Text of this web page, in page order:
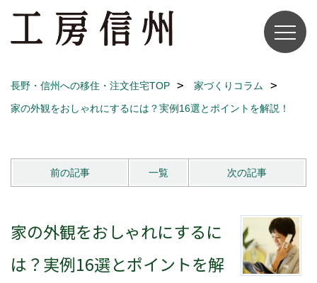
長野・信州への移住・注文住宅TOP
家づくりコラム
家の外観をおしゃれにするには？実例16選とポイントを解説！
前の記事 一覧 次の記事
家の外観をおしゃれにするに
は？実例16選とポイントを解